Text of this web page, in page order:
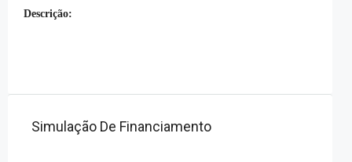
Descrição:
Simulação De Financiamento